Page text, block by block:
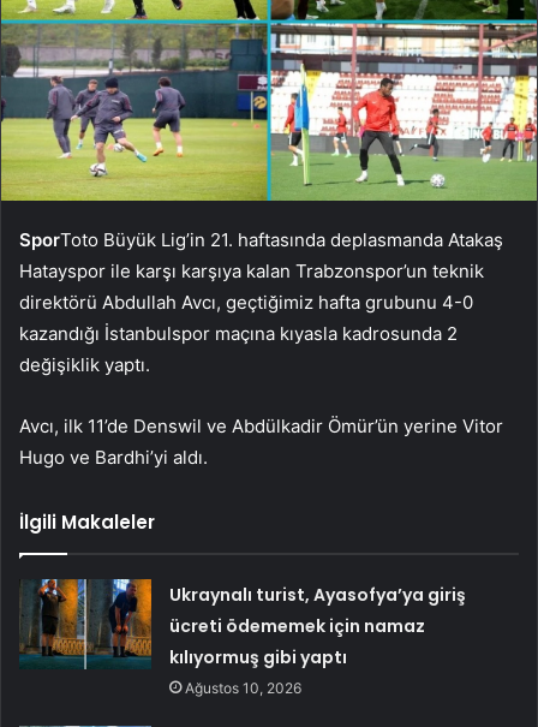
SporToto Büyük Lig’in 21. haftasında deplasmanda Atakaş
Hatayspor ile karşı karşıya kalan Trabzonspor’un teknik
direktörü Abdullah Avcı, geçtiğimiz hafta grubunu 4-0
kazandığı İstanbulspor maçına kıyasla kadrosunda 2
değişiklik yaptı.
Avcı, ilk 11’de Denswil ve Abdülkadir Ömür’ün yerine Vitor
Hugo ve Bardhi’yi aldı.
İlgili Makaleler
Ukraynalı turist, Ayasofya’ya giriş
ücreti ödememek için namaz
kılıyormuş gibi yaptı
Ağustos 10, 2026